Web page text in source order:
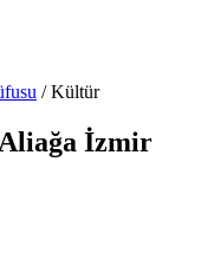
/Kültür
Aliağa İzmir